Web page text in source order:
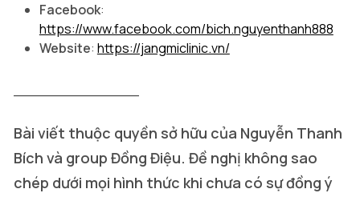
Facebook:
https://www.facebook.com/bich.nguyenthanh888
Website: https://jangmiclinic.vn/
Bài viết thuộc quyền sở hữu của Nguyễn Thanh
Bích và group Đồng Điệu. Đề nghị không sao
chép dưới mọi hình thức khi chưa có sự đồng ý